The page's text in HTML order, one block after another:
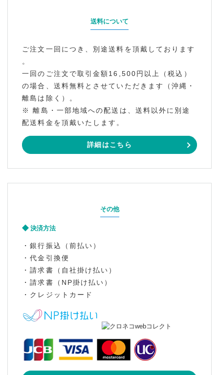
送料について
ご注文一回につき、別途送料を頂戴しております
。
一回のご注文で取引金額16,500円以上（税込）
の場合、送料無料とさせていただきます（沖縄・
離島は除く）。
※ 離島・一部地域への配送は、送料以外に別途
配送料金を頂戴いたします。
詳細はこちら
その他
決済方法
・銀行振込（前払い）
・代金引換便
・請求書（自社掛け払い）
・請求書（NP掛け払い）
・クレジットカード